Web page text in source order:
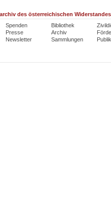
des österreichischen Widerstandes
Spenden
Presse
Newsletter
Bibliothek
Archiv
Sammlungen